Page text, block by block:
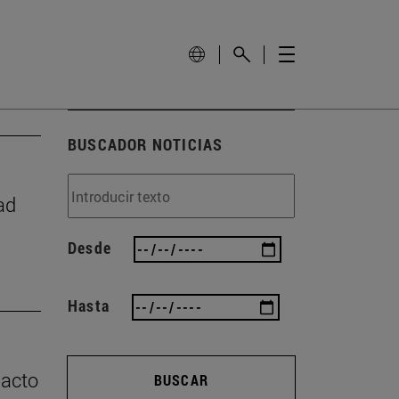
BUSCADOR NOTICIAS
Desde
Hasta
BUSCAR